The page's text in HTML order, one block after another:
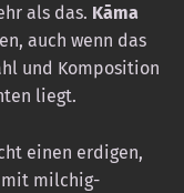
als das. Kāma
auch wenn das
und Komposition
liegt.
einen erdigen,
milchig-